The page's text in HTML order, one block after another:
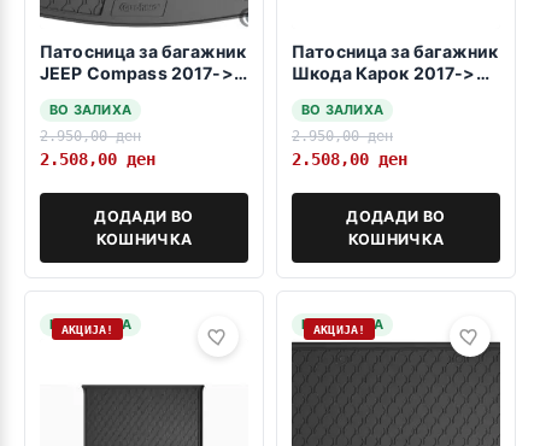
Патосница за багажник
JEEP Compass 2017->
варијабилно ниво-
ВО ЗАЛИХА
2.950,00ден
2.508,00 ден
ДОДАДИ ВО
КОШНИЧКА
Патосница за багажник
Шкода Карок 2017->
ВО ЗАЛИХА
2.950,00ден
2.508,00 ден
ДОДАДИ ВО
КОШНИЧКА
НА ЗАЛИХА
АКЦИЈА! НА ЗАЛИХА
АКЦИЈА!